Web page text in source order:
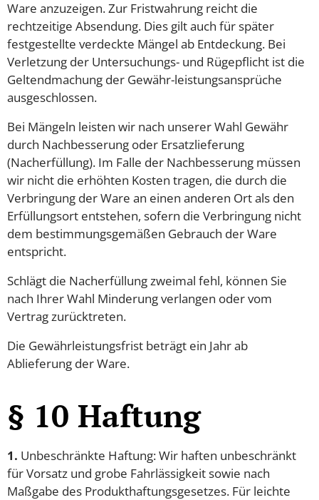
Ware anzuzeigen. Zur Fristwahrung reicht die
rechtzeitige Absendung. Dies gilt auch für später
festgestellte verdeckte Mängel ab Entdeckung. Bei
Verletzung der Untersuchungs- und Rügepflicht ist die
Geltendmachung der Gewähr-leistungsansprüche
ausgeschlossen.
Bei Mängeln leisten wir nach unserer Wahl Gewähr
durch Nachbesserung oder Ersatzlieferung
(Nacherfüllung). Im Falle der Nachbesserung müssen
wir nicht die erhöhten Kosten tragen, die durch die
Verbringung der Ware an einen anderen Ort als den
Erfüllungsort entstehen, sofern die Verbringung nicht
dem bestimmungsgemäßen Gebrauch der Ware
entspricht.
Schlägt die Nacherfüllung zweimal fehl, können Sie
nach Ihrer Wahl Minderung verlangen oder vom
Vertrag zurücktreten.
Die Gewährleistungsfrist beträgt ein Jahr ab
Ablieferung der Ware.
§ 10 Haftung
1. Unbeschränkte Haftung: Wir haften unbeschränkt
für Vorsatz und grobe Fahrlässigkeit sowie nach
Maßgabe des Produkthaftungsgesetzes. Für leichte